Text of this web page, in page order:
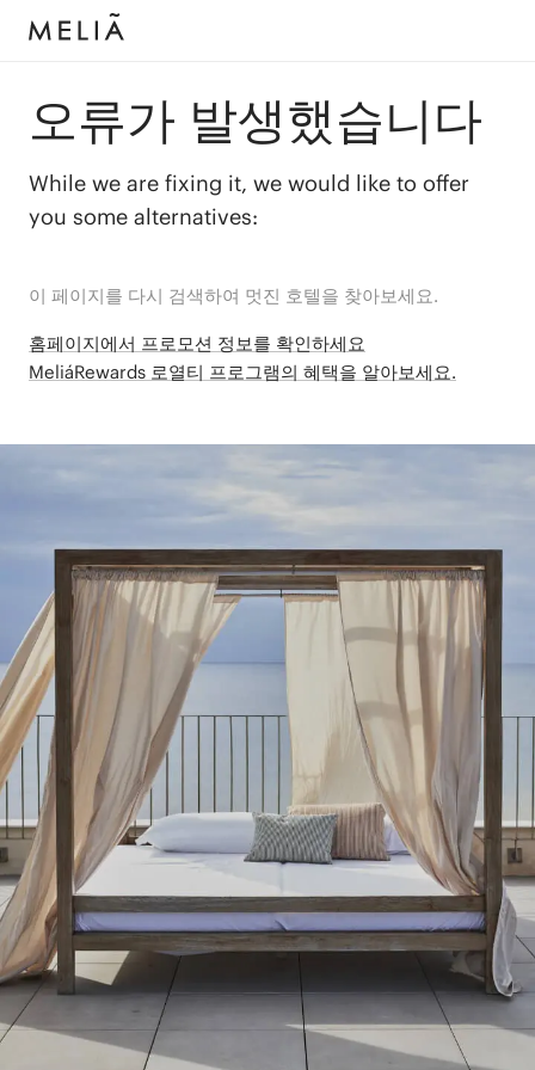
오류가 발생했습니다
While we are fixing it, we would like to offer
you some alternatives:
이 페이지를 다시 검색하여 멋진 호텔을 찾아보세요.
홈페이지에서 프로모션 정보를 확인하세요
MeliáRewards 로열티 프로그램의 혜택을 알아보세요.